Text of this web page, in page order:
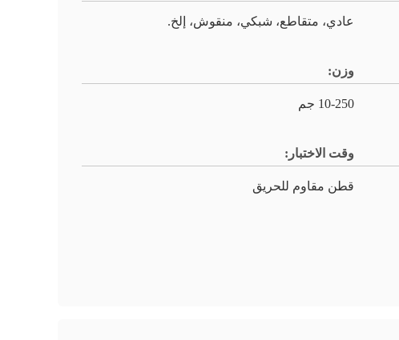
عادي، متقاطع، شبكي، منقوش، إلخ.
وزن:
10-250 جم
وقت الاختبار:
قطن مقاوم للحريق